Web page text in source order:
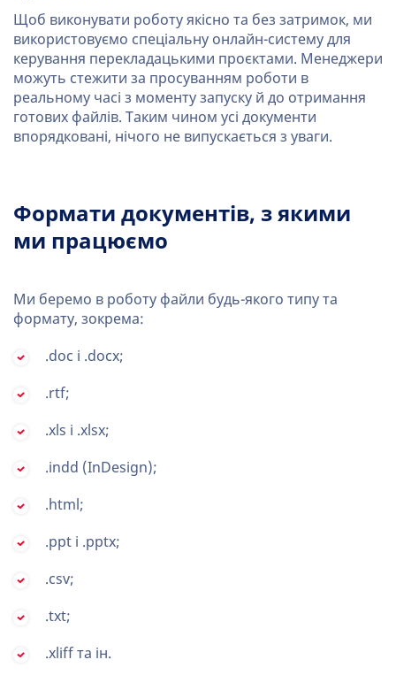
Щоб виконувати роботу якісно та без затримок, ми
використовуємо спеціальну онлайн-систему для
керування перекладацькими проєктами. Менеджери
можуть стежити за просуванням роботи в
реальному часі з моменту запуску й до отримання
готових файлів. Таким чином усі документи
впорядковані, нічого не випускається з уваги.
Формати документів, з якими
ми працюємо
Ми беремо в роботу файли будь-якого типу та
формату, зокрема:
.doc і .docx;
.rtf;
.xls і .xlsx;
.indd (InDesign);
.html;
.ppt і .pptx;
.csv;
.txt;
.xliff та ін.